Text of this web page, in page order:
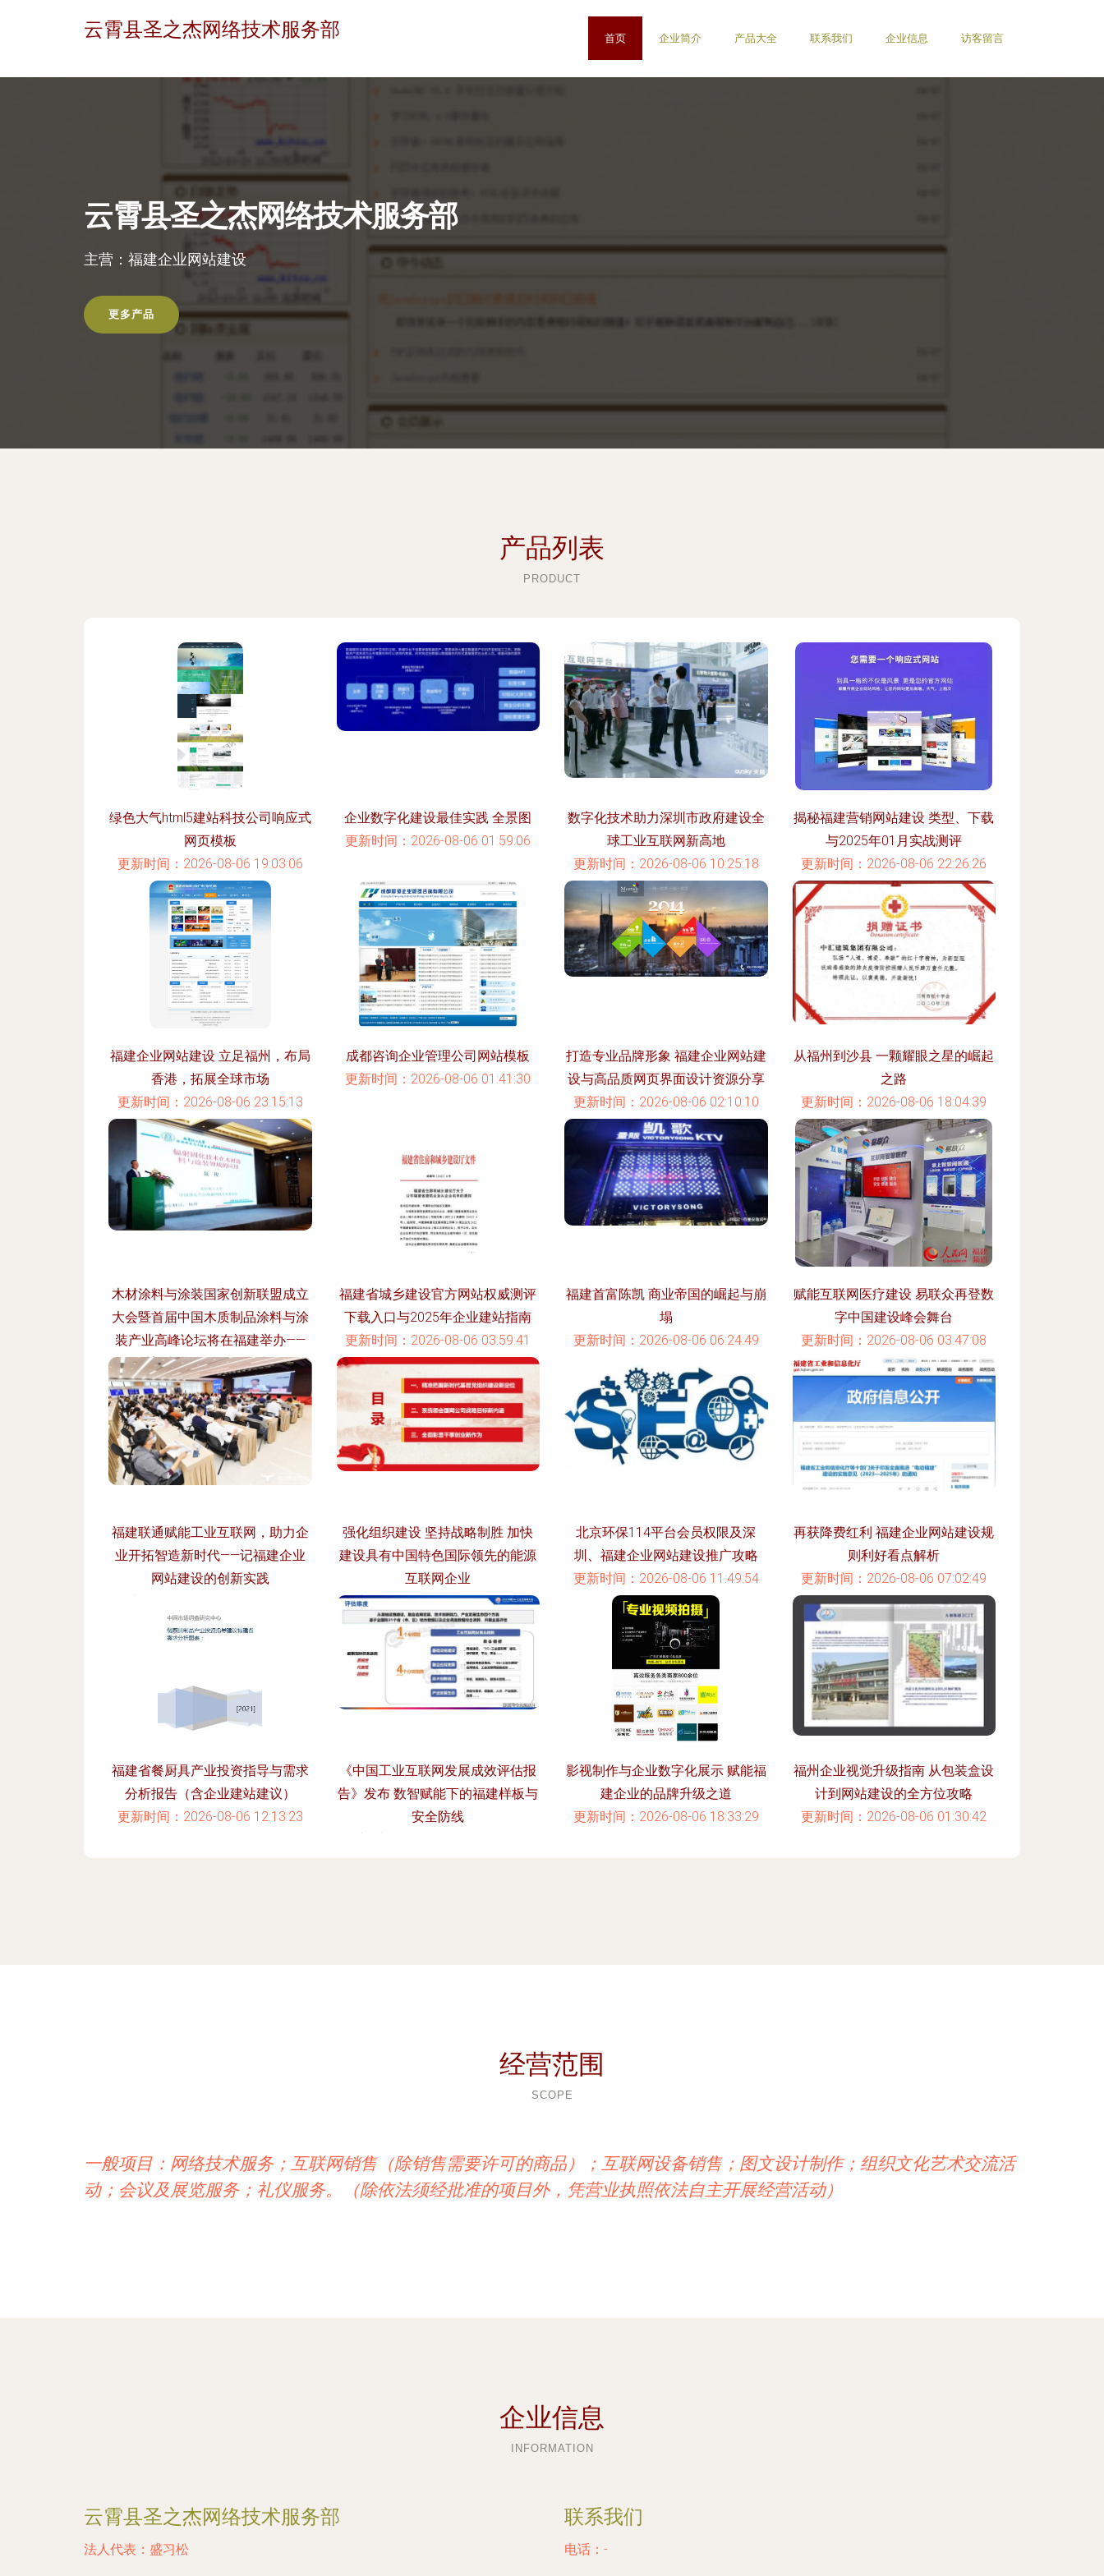
云霄县圣之杰网络技术服务部 首页 企业简介 产品大全 联系我们 企业信息 访客留言
云霄县圣之杰网络技术服务部
主营：福建企业网站建设
更多产品
产品列表
PRODUCT
绿色大气html5建站科技公司响应式
网页模板
更新时间：2026-08-06 19:03:06
企业数字化建设最佳实践 全景图
更新时间：2026-08-06 01:59:06
数字化技术助力深圳市政府建设全
球工业互联网新高地
更新时间：2026-08-06 10:25:18
揭秘福建营销网站建设 类型、下载
与2025年01月实战测评
更新时间：2026-08-06 22:26:26
福建企业网站建设 立足福州，布局
香港，拓展全球市场
更新时间：2026-08-06 23:15:13
成都咨询企业管理公司网站模板
更新时间：2026-08-06 01:41:30
打造专业品牌形象 福建企业网站建
设与高品质网页界面设计资源分享
更新时间：2026-08-06 02:10:10
从福州到沙县 一颗耀眼之星的崛起
之路
更新时间：2026-08-06 18:04:39
木材涂料与涂装国家创新联盟成立
大会暨首届中国木质制品涂料与涂
装产业高峰论坛将在福建举办——
重塑产业格局的行业盛会
更新时间：2026-08-06 05:12:21
福建省城乡建设官方网站权威测评
下载入口与2025年企业建站指南
更新时间：2026-08-06 03:59:41
福建首富陈凯 商业帝国的崛起与崩
塌
更新时间：2026-08-06 06:24:49
赋能互联网医疗建设 易联众再登数
字中国建设峰会舞台
更新时间：2026-08-06 03:47:08
福建联通赋能工业互联网，助力企
业开拓智造新时代——记福建企业
网站建设的创新实践
强化组织建设 坚持战略制胜 加快
建设具有中国特色国际领先的能源
互联网企业
更新时间：2026-08-06 18:22:27
北京环保114平台会员权限及深
圳、福建企业网站建设推广攻略
更新时间：2026-08-06 11:49:54
再获降费红利 福建企业网站建设规
则利好看点解析
更新时间：2026-08-06 07:02:49
福建省餐厨具产业投资指导与需求
分析报告（含企业建站建议）
更新时间：2026-08-06 12:13:23
《中国工业互联网发展成效评估报
告》发布 数智赋能下的福建样板与
安全防线
影视制作与企业数字化展示 赋能福
建企业的品牌升级之道
更新时间：2026-08-06 18:33:29
福州企业视觉升级指南 从包装盒设
计到网站建设的全方位攻略
更新时间：2026-08-06 01:30:42
经营范围
SCOPE
一般项目：网络技术服务；互联网销售（除销售需要许可的商品）；互联网设备销售；图文设计制作；组织文化艺术交流活
动；会议及展览服务；礼仪服务。（除依法须经批准的项目外，凭营业执照依法自主开展经营活动）
企业信息
INFORMATION
云霄县圣之杰网络技术服务部
法人代表： 盛习松
联系我们
电话：-